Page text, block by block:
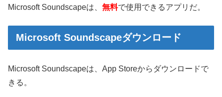
Microsoft Soundscapeは、 無料で使用できるアプリだ。
Microsoft Soundscapeダウンロード
Microsoft Soundscapeは、App Storeからダウンロードで
きる。